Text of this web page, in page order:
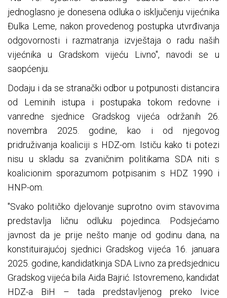
jednoglasno je donesena odluka o isključenju vijećnika
Đulka Leme, nakon provedenog postupka utvrđivanja
odgovornosti i razmatranja izvještaja o radu naših
vijećnika u Gradskom vijeću Livno", navodi se u
saopćenju.
Dodaju i da se stranački odbor u potpunosti distancira
od Leminih istupa i postupaka tokom redovne i
vanredne sjednice Gradskog vijeća održanih 26.
novembra 2025. godine, kao i od njegovog
pridruživanja koaliciji s HDZ-om. Ističu kako ti potezi
nisu u skladu sa zvaničnim politikama SDA niti s
koalicionim sporazumom potpisanim s HDZ 1990 i
HNP-om.
"Svako političko djelovanje suprotno ovim stavovima
predstavlja ličnu odluku pojedinca. Podsjećamo
javnost da je prije nešto manje od godinu dana, na
konstituirajućoj sjednici Gradskog vijeća 16. januara
2025. godine, kandidatkinja SDA Livno za predsjednicu
Gradskog vijeća bila Aida Bajrić. Istovremeno, kandidat
HDZ-a BiH – tada predstavljenog preko Ivice